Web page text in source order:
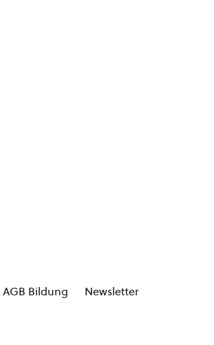
AGB Bildung Newsletter